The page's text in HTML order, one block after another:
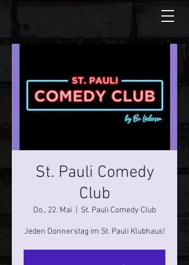
St. Pauli Comedy
Club
Do., 22. Mai St. Pauli Comedy Club
Jeden Donnerstag im St. Pauli Klubhaus!